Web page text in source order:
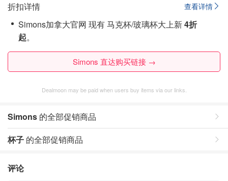
查看详情
折扣详情
Simons加拿大官网 现有 马克杯/玻璃杯大上新4折
起。
Simons 直达购买链接 →
Dealmoon may be paid when users buy items via our links.
Simons 的全部促销商品
杯子 的全部促销商品
评论